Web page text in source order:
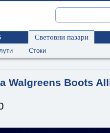
Световни пазари
Стоки
Walgreens Boots